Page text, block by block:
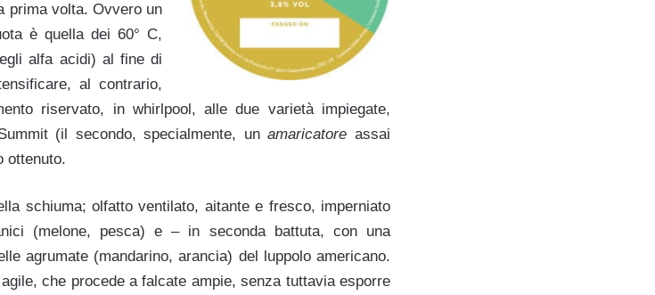
prima volta. Ovvero un
è quella dei 60° C,
alfa acidi) al fine di
al contrario,
riservato, in whirlpool, alle due varietà impiegate,
(il secondo, specialmente, unamaricatore assai
ottenuto.
schiuma; olfatto ventilato, aitante e fresco, imperniato
(melone, pesca) e – in seconda battuta, con una
agrumate (mandarino, arancia) del luppolo americano.
che procede a falcate ampie, senza tuttavia esporre